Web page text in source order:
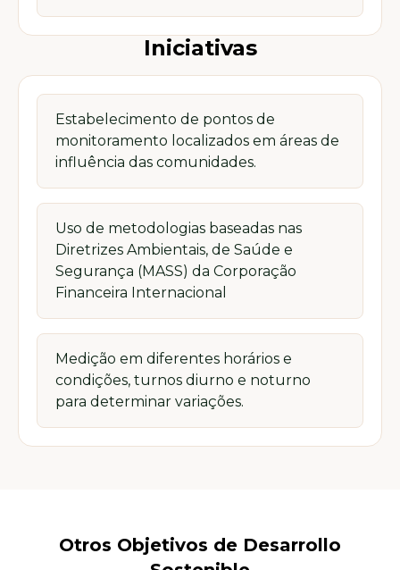
Iniciativas
Estabelecimento de pontos de
monitoramento localizados em áreas de
influência das comunidades.
Uso de metodologias baseadas nas
Diretrizes Ambientais, de Saúde e
Segurança (MASS) da Corporação
Financeira Internacional
Medição em diferentes horários e
condições, turnos diurno e noturno
para determinar variações.
Otros Objetivos de Desarrollo